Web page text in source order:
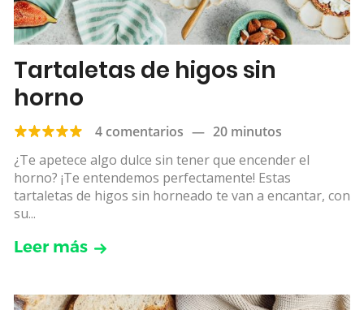
Tartaletas de higos sin
horno
4 comentarios — 20 minutos
¿Te apetece algo dulce sin tener que encender el
horno? ¡Te entendemos perfectamente! Estas
tartaletas de higos sin horneado te van a encantar, con
su...
Leer más